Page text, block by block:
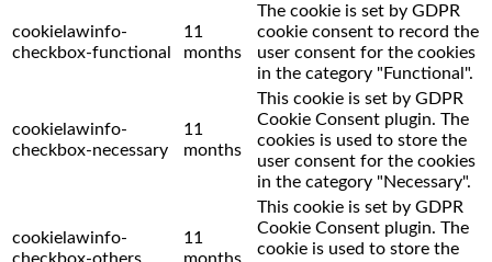
cookielawinfo-
checkbox-functional
11
months
The cookie is set by GDPR
cookie consent to record the
user consent for the cookies
in the category "Functional".
cookielawinfo-
checkbox-necessary
11
months
This cookie is set by GDPR
Cookie Consent plugin. The
cookies is used to store the
user consent for the cookies
in the category "Necessary".
cookielawinfo-
11
This cookie is set by GDPR
Cookie Consent plugin. The
cookie is used to store the